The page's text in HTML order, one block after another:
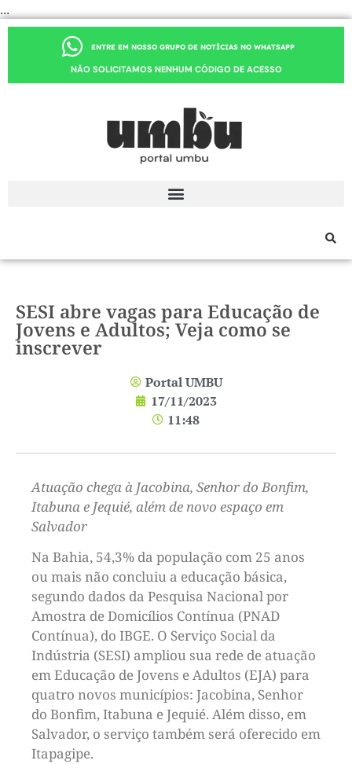
...
ENTRE EM NOSSO GRUPO DE NOTÍCIAS NO WHATSAPP
NÃO SOLICITAMOS NENHUM CÓDIGO DE ACESSO
SESI abre vagas para Educação de
Jovens e Adultos; Veja como se
inscrever
Portal UMBU
17/11/2023
11:48
Atuação chega à Jacobina, Senhor do Bonfim,
Itabuna e Jequié, além de novo espaço em
Salvador
Na Bahia, 54,3% da população com 25 anos
ou mais não concluiu a educação básica,
segundo dados da Pesquisa Nacional por
Amostra de Domicílios Contínua (PNAD
Contínua), do IBGE. O Serviço Social da
Indústria (SESI) ampliou sua rede de atuação
em Educação de Jovens e Adultos (EJA) para
quatro novos municípios: Jacobina, Senhor
do Bonfim, Itabuna e Jequié. Além disso, em
Salvador, o serviço também será oferecido em
Itapagipe.